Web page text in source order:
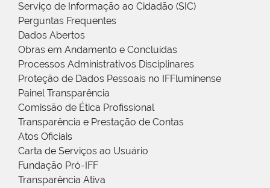
Serviço de Informação ao Cidadão (SIC)
Perguntas Frequentes
Dados Abertos
Obras em Andamento e Concluídas
Processos Administrativos Disciplinares
Proteção de Dados Pessoais no IFFluminense
Painel Transparência
Comissão de Ética Profissional
Transparência e Prestação de Contas
Atos Oficiais
Carta de Serviços ao Usuário
Fundação Pró-IFF
Transparência Ativa